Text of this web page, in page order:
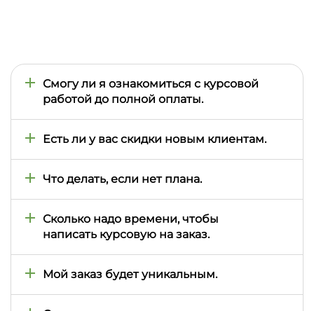
Смогу ли я ознакомиться с курсовой
работой до полной оплаты.
стоимость, только после того как они ознакомятся
Есть ли у вас скидки новым клиентам.
получить скидку 15 процентов для каждого из вас,
постоянным клиентам.
Что делать, если нет плана.
заверить у вашего преподавателя.
Сколько надо времени, чтобы
написать курсовую на заказ.
волнуйтесь, мы сможем решить эту проблему.
Мой заказ будет уникальным.